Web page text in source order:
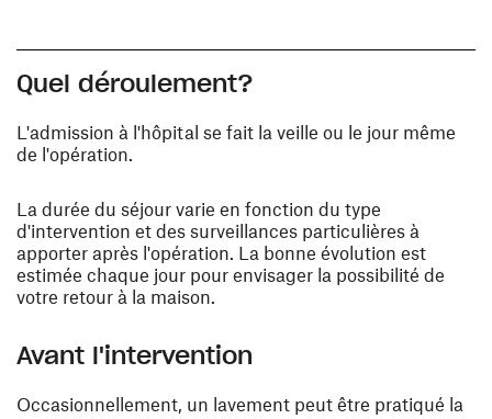
Quel déroulement?
L'admission à l'hôpital se fait la veille ou le jour même
de l'opération.
La durée du séjour varie en fonction du type
d'intervention et des surveillances particulières à
apporter après l'opération. La bonne évolution est
estimée chaque jour pour envisager la possibilité de
votre retour à la maison.
Avant l'intervention
Occasionnellement, un lavement peut être pratiqué la